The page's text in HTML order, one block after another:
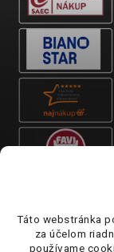
Táto webstránka
za účelom
používame